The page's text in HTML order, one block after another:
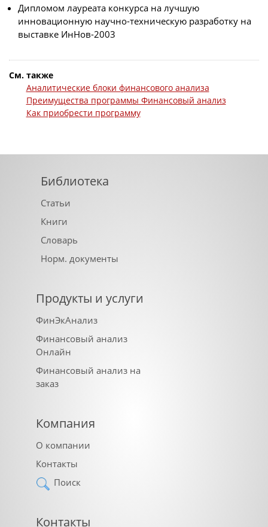
Дипломом лауреата конкурса на лучшую
инновационную научно-техническую разработку на
выставке ИнНов-2003
См. также
Аналитические блоки финансового анализа
Преимущества программы Финансовый анализ
Как приобрести программу
Библиотека
Статьи
Книги
Словарь
Норм. документы
Продукты и услуги
ФинЭкАнализ
Финансовый анализ
Онлайн
Финансовый анализ на
заказ
Компания
О компании
Контакты
Поиск
Контакты